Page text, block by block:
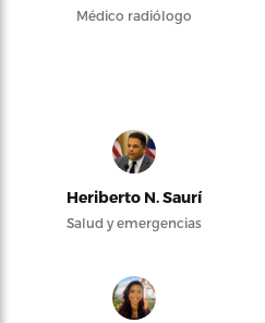
Médico radiólogo
Heriberto N. Saurí
Salud y emergencias